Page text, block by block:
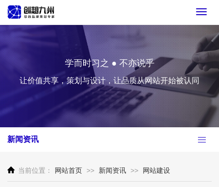
学而时习之 ● 不亦说乎
让价值共享，策划与设计，让品质从网站开始被认同
新闻资讯
当前位置： 网站首页 >> 新闻资讯 >> 网站建设